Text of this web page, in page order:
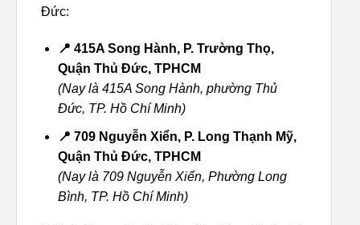
Đức:
📍 415A Song Hành, P. Trường Thọ,
Quận Thủ Đức, TPHCM
(Nay là 415A Song Hành, phường Thủ
Đức, TP. Hồ Chí Minh)
📍 709 Nguyễn Xiển, P. Long Thạnh Mỹ,
Quận Thủ Đức, TPHCM
(Nay là 709 Nguyễn Xiển, Phường Long
Bình, TP. Hồ Chí Minh)